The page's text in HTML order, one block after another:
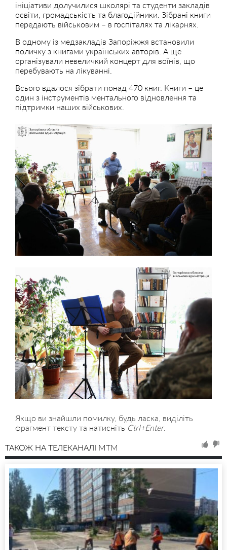
ініціативи долучилися школярі та студенти закладів
освіти, громадськість та благодійники. Зібрані книги
передають військовим – в госпіталях та лікарнях.
В одному із медзакладів Запоріжжя встановили
поличку з книгами українських авторів. А ще
організували невеличкий концерт для воїнів, що
перебувають на лікуванні.
Всього вдалося зібрати понад 470 книг. Книги – це
один з інструментів ментального відновлення та
підтримки наших військових.
Якщо ви знайшли помилку, будь ласка, виділіть
фрагмент тексту та натисніть Ctrl+Enter.
ТАКОЖ НА ТЕЛЕКАНАЛІ MTM